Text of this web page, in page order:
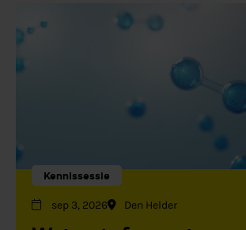
Kennissessie
sep 3, 2026 Den Helder